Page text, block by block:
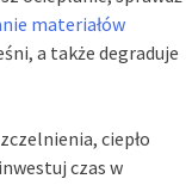
materiałów
a także degraduje
ciepło
czas w